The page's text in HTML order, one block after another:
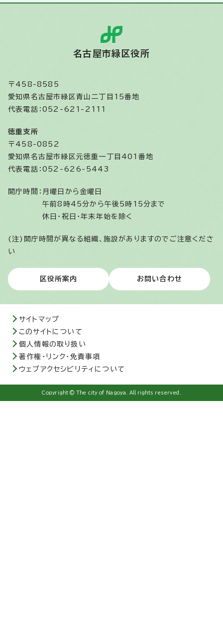
名古屋市緑区役所
〒458-8585
愛知県名古屋市緑区青山二丁目15番地
代表電話：052-621-2111
徳重支所
〒458-0852
愛知県名古屋市緑区元徳重一丁目401番地
代表電話：052-626-5443
開庁時間： 月曜日から金曜日
午前8時45分から午後5時15分まで
休日・祝日・年末年始を除く
(注)開庁時間が異なる組織、施設がありますのでご注意くださ
い
区役所案内 お問い合わせ
サイトマップ
このサイトについて
個人情報の取り扱い
著作権・リンク・免責事項
ウェブアクセシビリティについて
Copyright © The city of Nagoya. All rights reserved.